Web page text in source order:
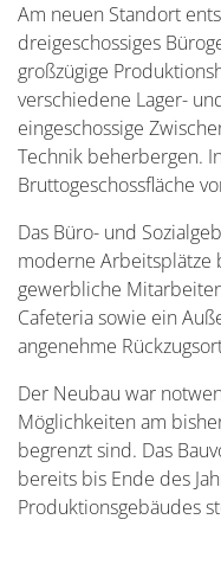
Am neuen Standort
dreigeschossiges
großzügige
verschiedene Lager-
eingeschossige
Technik beherbergen.
Bruttogeschossfläche
Das Büro- und
moderne Arbeitsplätze
gewerbliche
Cafeteria sowie ein
angenehme
Der Neubau war
Möglichkeiten am
begrenzt sind. Das
bereits bis Ende des
Produktionsgebäudes